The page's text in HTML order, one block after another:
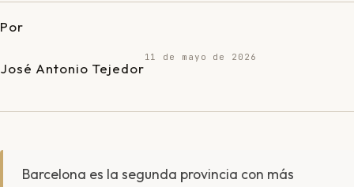
Por
José Antonio Tejedor
11 de mayo de 2026
Barcelona es la segunda provincia con más